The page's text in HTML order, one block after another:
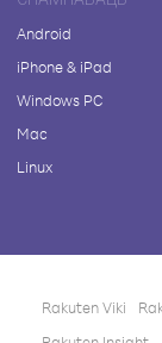
Android
iPhone & iPad
Windows PC
Mac
Linux
Rakuten Viki